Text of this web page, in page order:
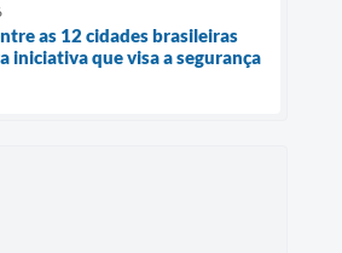
as 12 cidades brasileiras
iniciativa que visa a segurança